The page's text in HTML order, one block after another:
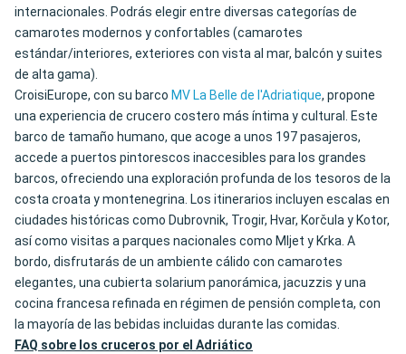
internacionales. Podrás elegir entre diversas categorías de
camarotes modernos y confortables (camarotes
estándar/interiores, exteriores con vista al mar, balcón y suites
de alta gama).
CroisiEurope, con su barco MV La Belle de l'Adriatique, propone
una experiencia de crucero costero más íntima y cultural. Este
barco de tamaño humano, que acoge a unos 197 pasajeros,
accede a puertos pintorescos inaccesibles para los grandes
barcos, ofreciendo una exploración profunda de los tesoros de la
costa croata y montenegrina. Los itinerarios incluyen escalas en
ciudades históricas como Dubrovnik, Trogir, Hvar, Korčula y Kotor,
así como visitas a parques nacionales como Mljet y Krka. A
bordo, disfrutarás de un ambiente cálido con camarotes
elegantes, una cubierta solarium panorámica, jacuzzis y una
cocina francesa refinada en régimen de pensión completa, con
la mayoría de las bebidas incluidas durante las comidas.
FAQ sobre los cruceros por el Adriático